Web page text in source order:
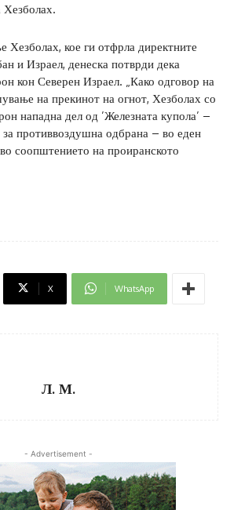
Хезболах.
Хезболах, кое ги отфрла директните
и Израел, денеска потврди дека
кон Северен Израел. „Како одговор на
на прекинот на огнот, Хезболах со
нападна дел од ’Железната купола’ –
за противвоздушна одбрана – во еден
соопштението на проиранското
X WhatsApp
Л. М.
- Advertisement -